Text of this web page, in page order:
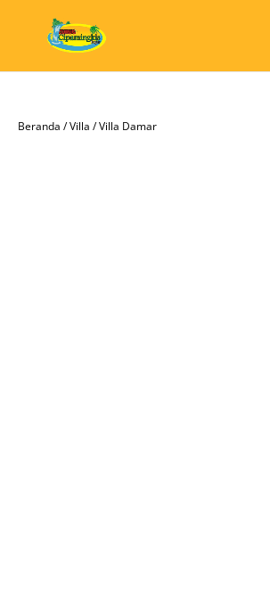
Beranda /Villa / Villa Damar